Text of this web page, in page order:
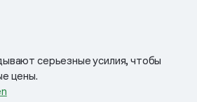
серьезные усилия, чтобы
цены.